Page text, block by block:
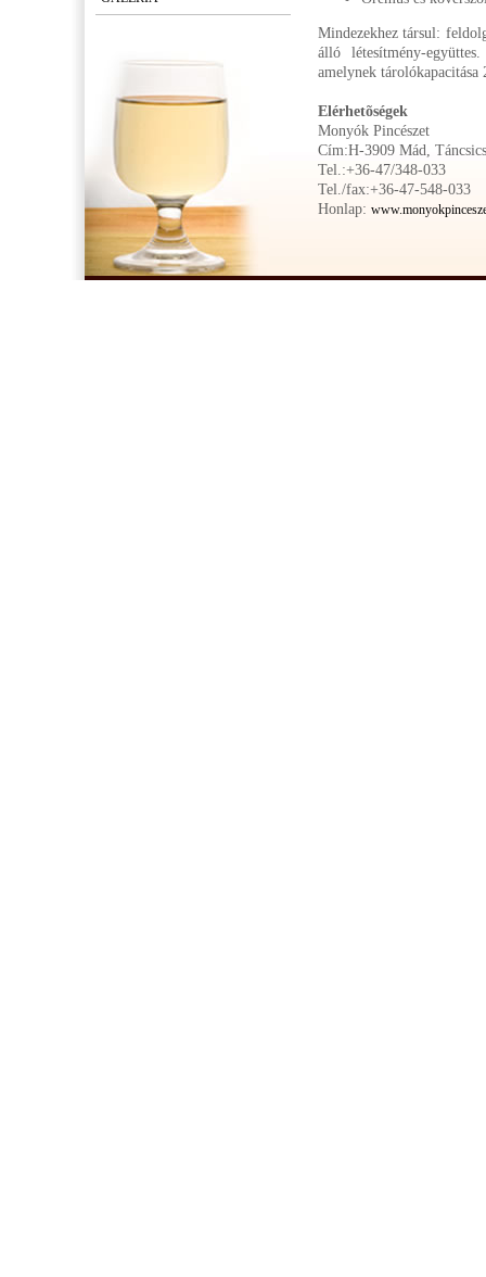
Mindezekhez társul:
álló létesítmény-
amelynek tárolókapacitása
Elérhetõségek
Monyók Pincészet
Cím:H-3909 Mád,
Tel.:+36-47/348-033
Tel./fax:+36-47-548-033
Honlap: